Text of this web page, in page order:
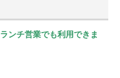
ランチ営業でも利用できま